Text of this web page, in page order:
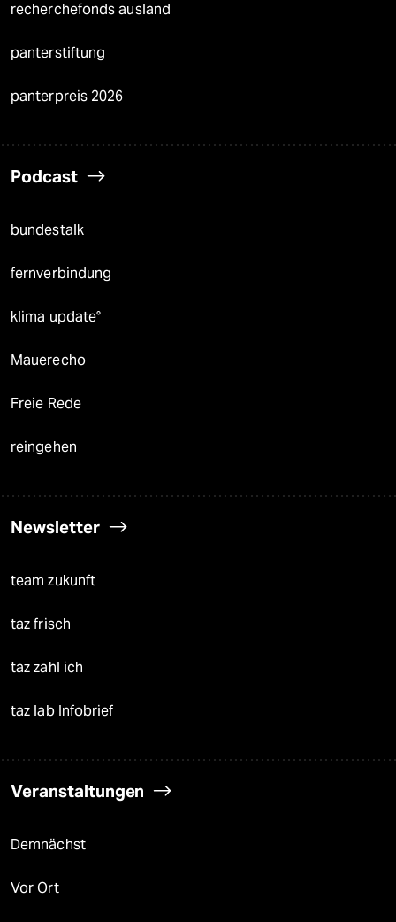
recherchefonds ausland
panterstiftung
panterpreis 2026
Podcast
bundestalk
fernverbindung
klima update°
Mauerecho
Freie Rede
reingehen
Newsletter
team zukunft
taz frisch
taz zahl ich
taz lab Infobrief
Veranstaltungen
Demnächst
Vor Ort